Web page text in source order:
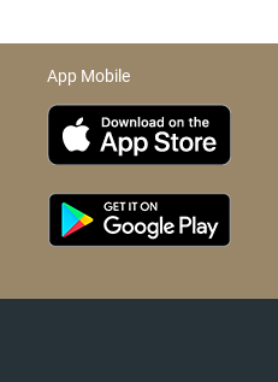
App Mobile